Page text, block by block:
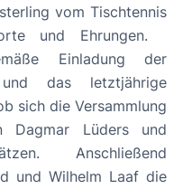
vom Tischtennis
und Ehrungen.
Einladung der
und das letztjährige
sich die Versammlung
Dagmar Lüders und
und Wilhelm Laaf die